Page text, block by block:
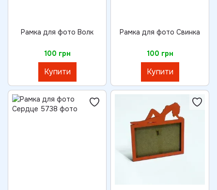
Рамка для фото Волк
100 грн
Купити
Рамка для фото Свинка
100 грн
Купити